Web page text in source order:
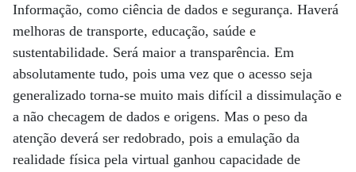
Informação, como ciência de dados e segurança. Haverá
melhoras de transporte, educação, saúde e
sustentabilidade. Será maior a transparência. Em
absolutamente tudo, pois uma vez que o acesso seja
generalizado torna-se muito mais difícil a dissimulação e
a não checagem de dados e origens. Mas o peso da
atenção deverá ser redobrado, pois a emulação da
realidade física pela virtual ganhou capacidade de